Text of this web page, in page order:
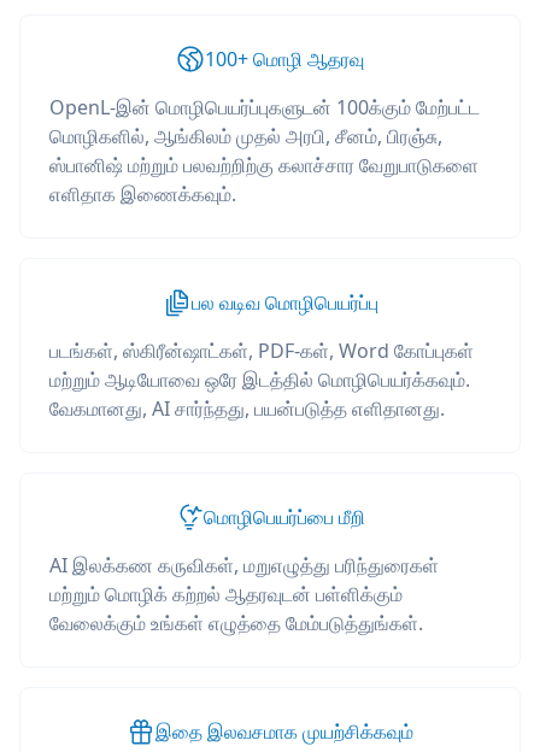
100+ மொழி ஆதரவு
OpenL-இன் மொழிபெயர்ப்புகளுடன் 100க்கும் மேற்பட்ட
மொழிகளில், ஆங்கிலம் முதல் அரபி, சீனம், பிரஞ்சு,
ஸ்பானிஷ் மற்றும் பலவற்றிற்கு கலாச்சார வேறுபாடுகளை
எளிதாக இணைக்கவும்.
பல வடிவ மொழிபெயர்ப்பு
படங்கள், ஸ்கிரீன்ஷாட்கள், PDF-கள், Word கோப்புகள்
மற்றும் ஆடியோவை ஒரே இடத்தில் மொழிபெயர்க்கவும்.
வேகமானது, AI சார்ந்தது, பயன்படுத்த எளிதானது.
மொழிபெயர்ப்பை மீறி
AI இலக்கண கருவிகள், மறுஎழுத்து பரிந்துரைகள்
மற்றும் மொழிக் கற்றல் ஆதரவுடன் பள்ளிக்கும்
வேலைக்கும் உங்கள் எழுத்தை மேம்படுத்துங்கள்.
இதை இலவசமாக முயற்சிக்கவும்